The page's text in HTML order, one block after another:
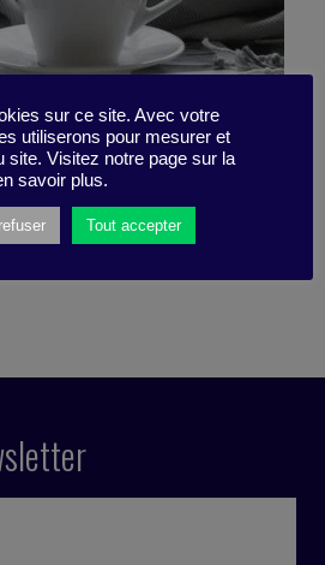
fusée…
sur ce site. Avec votre
utiliserons pour mesurer et
site. Visitez notre page sur la
savoir plus.
Tout accepter